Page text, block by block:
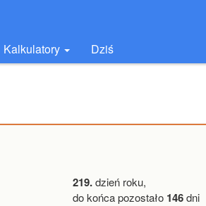
Kalkulatory Dziś
219.dzień roku,
do końca pozostało 146dni